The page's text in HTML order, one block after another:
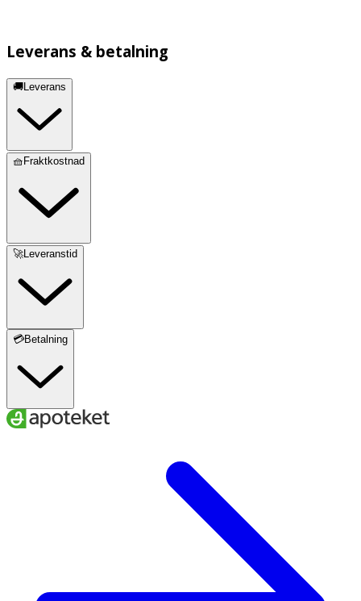
Leverans & betalning
🚚Leverans
🧺Fraktkostnad
🚀Leveranstid
💳Betalning